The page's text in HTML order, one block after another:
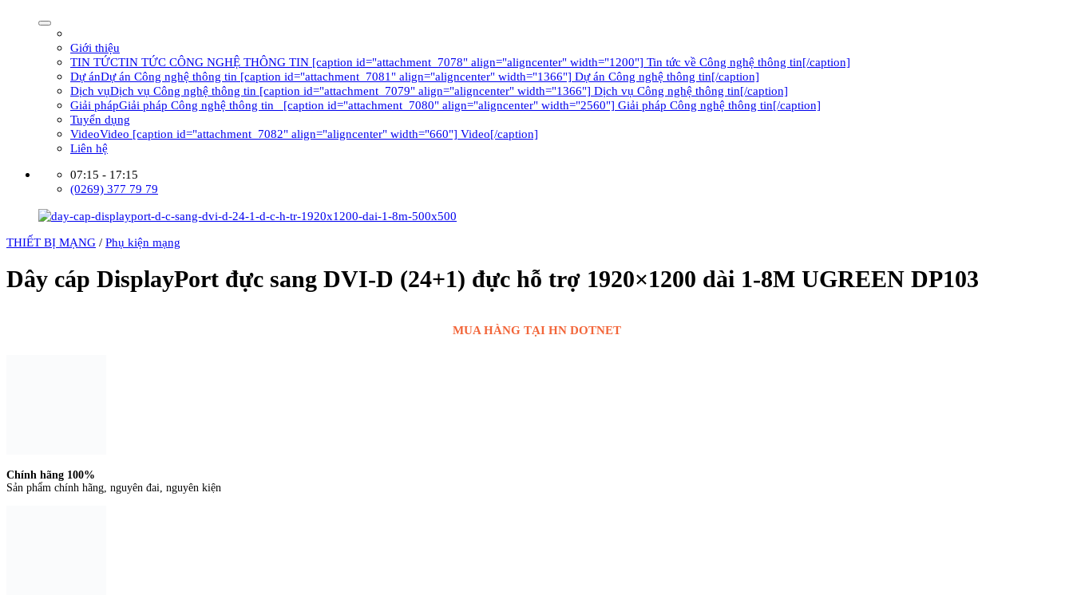
Giới thiệu
TIN TỨCTIN TỨC CÔNG NGHỆ THÔNG TIN [caption id="attachment_7078" align="aligncenter" width="1200"] Tin tức về Công nghệ thông tin[/caption]
Dự ánDự án Công nghệ thông tin [caption id="attachment_7081" align="aligncenter" width="1366"] Dự án Công nghệ thông tin[/caption]
Dịch vụDịch vụ Công nghệ thông tin [caption id="attachment_7079" align="aligncenter" width="1366"] Dịch vụ Công nghệ thông tin[/caption]
Giải phápGiải pháp Công nghệ thông tin [caption id="attachment_7080" align="aligncenter" width="2560"] Giải pháp Công nghệ thông tin[/caption]
Tuyển dụng
VideoVideo [caption id="attachment_7082" align="aligncenter" width="660"] Video[/caption]
Liên hệ
07:15 - 17:15
(0269) 377 79 79
THIẾT BỊ MẠNG / Phụ kiện mạng
Dây cáp DisplayPort đực sang DVI-D (24+1) đực hỗ trợ 1920×1200 dài 1-8M UGREEN DP103
MUA HÀNG TẠI HN DOTNET
Chính hãng 100%
Sản phẩm chính hãng, nguyên đai, nguyên kiện